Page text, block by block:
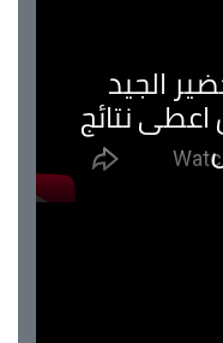
الجيد
نتائج